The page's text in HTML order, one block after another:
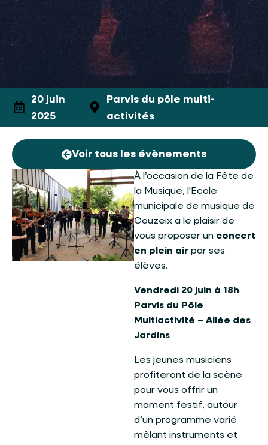
20 juin
2025
Parvis du pôle multi-
activités
Voir tous les évènements
À l’occasion de la Fête de
la Musique, l'Ecole
municipale de musique de
Couzeix a le plaisir de
vous proposer un concert
en plein air par ses
élèves.
Vendredi 20 juin à 18h
Parvis du Pôle
Multiactivité – Allée des
Jardins
Les jeunes musiciens
profiteront de la scène
pour vous offrir un
moment festif, autour
d’un programme varié
mêlant instruments et